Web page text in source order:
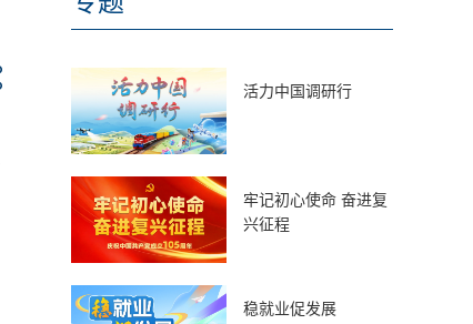
活力中国调研行
牢记初心使命 奋进复
兴征程
稳就业促发展